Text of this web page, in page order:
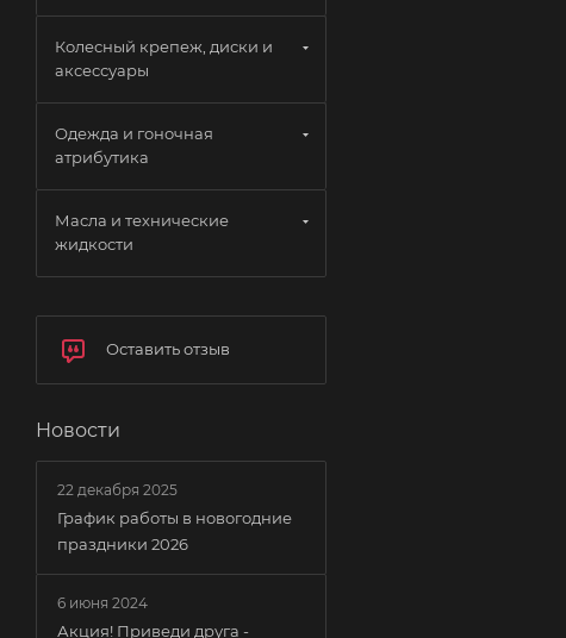
Колесный крепеж, диски и
аксессуары
Одежда и гоночная
атрибутика
Масла и технические
жидкости
Оставить отзыв
Новости
22 декабря 2025
График работы в новогодние
праздники 2026
6 июня 2024
Акция! Приведи друга -